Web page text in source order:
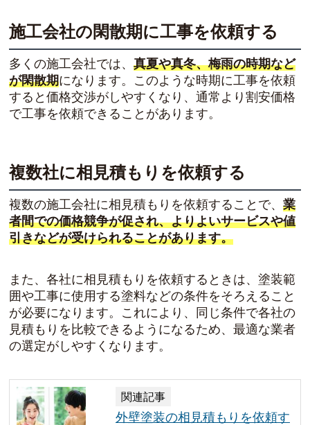
施工会社の閑散期に工事を依頼する
多くの施工会社では、真夏や真冬、梅雨の時期など
が閑散期になります。このような時期に工事を依頼
すると価格交渉がしやすくなり、通常より割安価格
で工事を依頼できることがあります。
複数社に相見積もりを依頼する
複数の施工会社に相見積もりを依頼することで、業
者間での価格競争が促され、よりよいサービスや値
引きなどが受けられることがあります。
また、各社に相見積もりを依頼するときは、塗装範
囲や工事に使用する塗料などの条件をそろえること
が必要になります。これにより、同じ条件で各社の
見積もりを比較できるようになるため、最適な業者
の選定がしやすくなります。
関連記事
外壁塗装の相見積もりを依頼す